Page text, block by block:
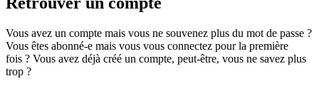
Vous avez un compte mais vous ne souvenez plus du mot de passe ?
Vous êtes abonné-e mais vous vous connectez pour la première
fois ? Vous avez déjà créé un compte, peut-être, vous ne savez plus
trop ?